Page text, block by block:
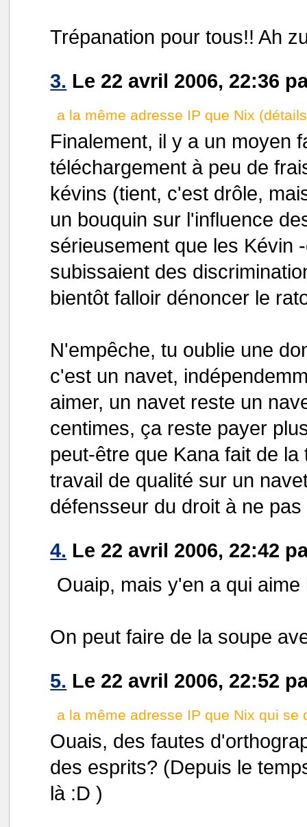
Trépanation pour tous!! Ah
3. Le 22 avril 2006, 22:36
a la même adresse IP que Nix
Finalement, il y a un moyen
téléchargement à peu de
kévins (tient, c'est drôle,
un bouquin sur l'influence
sérieusement que les Kévin
subissaient des
bientôt falloir dénoncer le
N'empêche, tu oublie une
c'est un navet,
aimer, un navet reste un
centimes, ça reste payer
peut-être que Kana fait de
travail de qualité sur un
défensseur du droit à ne
4. Le 22 avril 2006, 22:42
Ouaip, mais y'en a qui
On peut faire de la soupe
5. Le 22 avril 2006, 22:52
a la même adresse IP que Nix qui
Ouais, des fautes
des esprits? (Depuis le
là :D )